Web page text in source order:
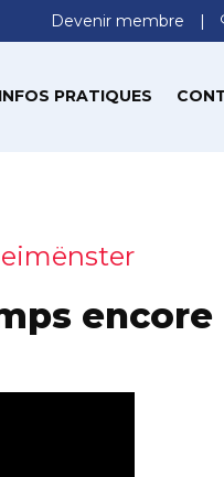
Devenir membre
INFOS PRATIQUES
encore